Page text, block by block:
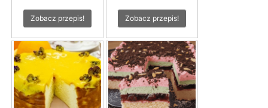
Zobacz przepis! Zobacz przepis!